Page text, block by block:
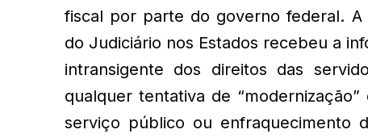
fiscal por parte do governo federal. A
do Judiciário nos Estados recebeu a
intransigente dos direitos das
qualquer tentativa de
serviço público ou enfraquecimento